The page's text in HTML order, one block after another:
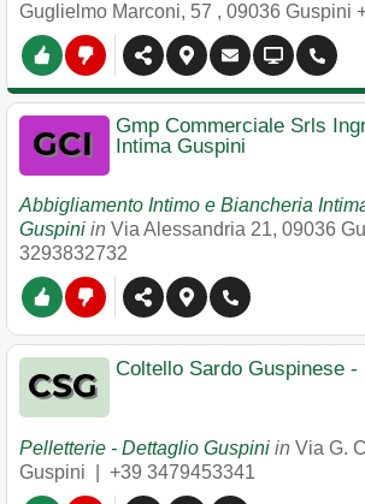
Guglielmo Marconi, 57 , 09036 Guspini
Gmp Commerciale Srls
Intima Guspini
Abbigliamento Intimo e Biancheria
Guspini in Via Alessandria 21, 09036
3293832732
Coltello Sardo Guspinese -
Pelletterie - Dettaglio Guspini in Via G.
Guspini
+39 3479453341